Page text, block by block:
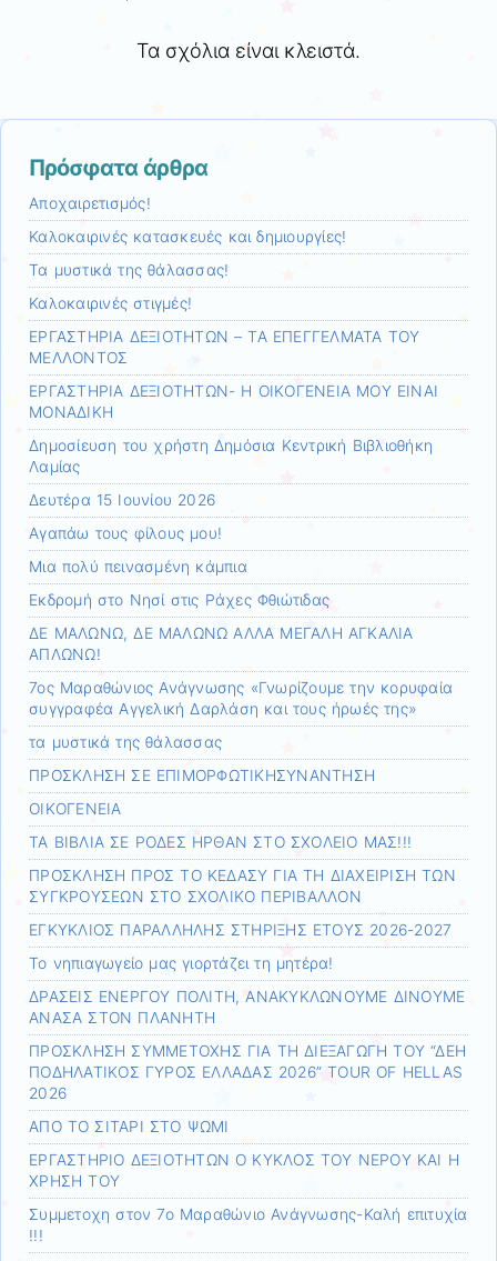
Τα σχόλια είναι κλειστά.
Πρόσφατα άρθρα
Αποχαιρετισμός!
Καλοκαιρινές κατασκευές και δημιουργίες!
Τα μυστικά της θάλασσας!
Καλοκαιρινές στιγμές!
ΕΡΓΑΣΤΗΡΙΑ ΔΕΞΙΟΤΗΤΩΝ – ΤΑ ΕΠΕΓΓΕΛΜΑΤΑ ΤΟΥ
ΜΕΛΛΟΝΤΟΣ
ΕΡΓΑΣΤΗΡΙΑ ΔΕΞΙΟΤΗΤΩΝ- Η ΟΙΚΟΓΕΝΕΙΑ ΜΟΥ ΕΙΝΑΙ
ΜΟΝΑΔΙΚΗ
Δημοσίευση του χρήστη Δημόσια Κεντρική Βιβλιοθήκη
Λαμίας
Δευτέρα 15 Ιουνίου 2026
Αγαπάω τους φίλους μου!
Μια πολύ πεινασμένη κάμπια
Εκδρομή στο Νησί στις Ράχες Φθιώτιδας
ΔΕ ΜΑΛΩΝΩ, ΔΕ ΜΑΛΩΝΩ ΑΛΛΑ ΜΕΓΑΛΗ ΑΓΚΑΛΙΑ
ΑΠΛΩΝΩ!
7ος Μαραθώνιος Ανάγνωσης «Γνωρίζουμε την κορυφαία
συγγραφέα Αγγελική Δαρλάση και τους ήρωές της»
τα μυστικά της θάλασσας
ΠΡΟΣΚΛΗΣΗ ΣΕ ΕΠΙΜΟΡΦΩΤΙΚΗΣΥΝΑΝΤΗΣΗ
ΟΙΚΟΓΕΝΕΙΑ
ΤΑ ΒΙΒΛΙΑ ΣΕ ΡΟΔΕΣ ΗΡΘΑΝ ΣΤΟ ΣΧΟΛΕΙΟ ΜΑΣ!!!
ΠΡΟΣΚΛΗΣΗ ΠΡΟΣ ΤΟ ΚΕΔΑΣΥ ΓΙΑ ΤΗ ΔΙΑΧΕΙΡΙΣΗ ΤΩΝ
ΣΥΓΚΡΟΥΣΕΩΝ ΣΤΟ ΣΧΟΛΙΚΟ ΠΕΡΙΒΑΛΛΟΝ
ΕΓΚΥΚΛΙΟΣ ΠΑΡΑΛΛΗΛΗΣ ΣΤΗΡΙΞΗΣ ΕΤΟΥΣ 2026-2027
Το νηπιαγωγείο μας γιορτάζει τη μητέρα!
ΔΡΑΣΕΙΣ ΕΝΕΡΓΟΥ ΠΟΛΙΤΗ, ΑΝΑΚΥΚΛΩΝΟΥΜΕ ΔΙΝΟΥΜΕ
ΑΝΑΣΑ ΣΤΟΝ ΠΛΑΝΗΤΗ
ΠΡΟΣΚΛΗΣΗ ΣΥΜΜΕΤΟΧΗΣ ΓΙΑ ΤΗ ΔΙΕΞΑΓΩΓΗ ΤΟΥ “ΔΕΗ
ΠΟΔΗΛΑΤΙΚΟΣ ΓΥΡΟΣ ΕΛΛΑΔΑΣ 2026” TOUR OF HELLAS
2026
ΑΠΟ ΤΟ ΣΙΤΑΡΙ ΣΤΟ ΨΩΜΙ
ΕΡΓΑΣΤΗΡΙΟ ΔΕΞΙΟΤΗΤΩΝ Ο ΚΥΚΛΟΣ ΤΟΥ ΝΕΡΟΥ ΚΑΙ Η
ΧΡΗΣΗ ΤΟΥ
Συμμετοχη στον 7ο Μαραθώνιο Ανάγνωσης-Καλή επιτυχία
!!!